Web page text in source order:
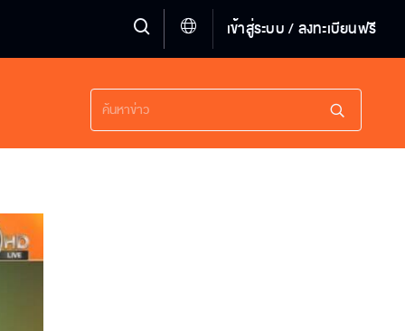
เข้าสู่ระบบ / ลงทะเบียนฟรี